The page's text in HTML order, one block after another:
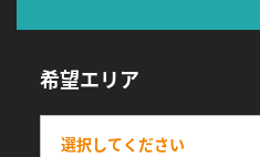
希望エリア